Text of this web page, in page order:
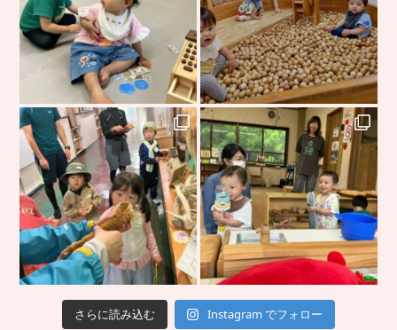
さらに読み込む Instagram でフォロー